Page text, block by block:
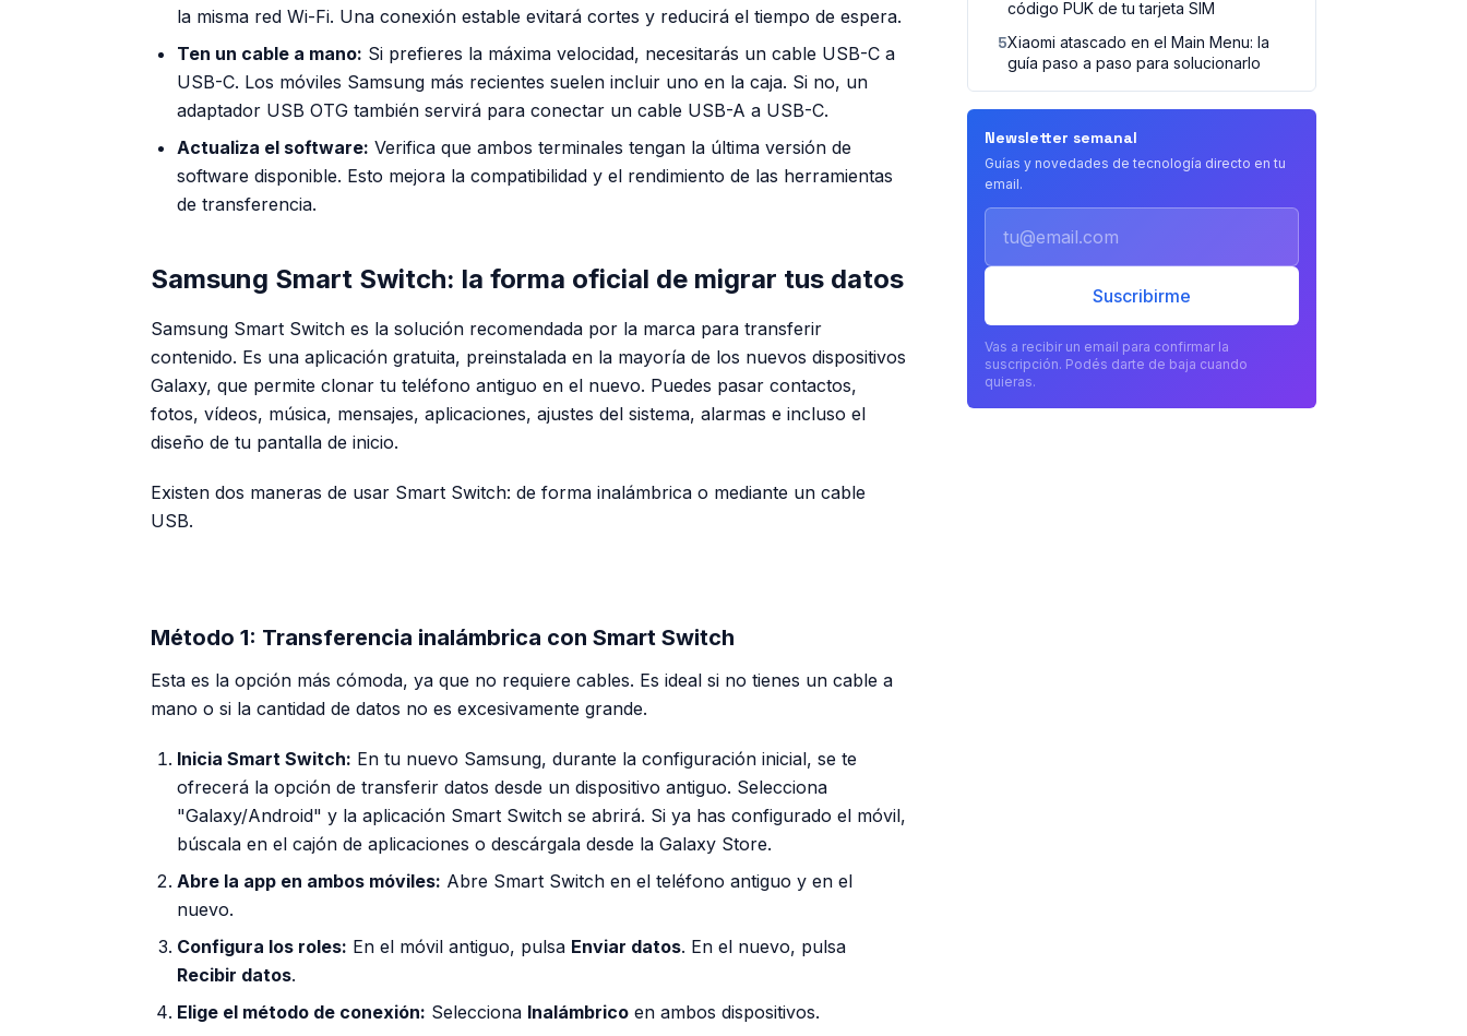
la misma red Wi-Fi. Una conexión estable evitará cortes y reducirá el tiempo de espera.
Ten un cable a mano: Si prefieres la máxima velocidad, necesitarás un cable USB-C a
USB-C. Los móviles Samsung más recientes suelen incluir uno en la caja. Si no, un
adaptador USB OTG también servirá para conectar un cable USB-A a USB-C.
Actualiza el software: Verifica que ambos terminales tengan la última versión de
software disponible. Esto mejora la compatibilidad y el rendimiento de las herramientas
de transferencia.
Samsung Smart Switch: la forma oficial de migrar tus datos
Samsung Smart Switch es la solución recomendada por la marca para transferir
contenido. Es una aplicación gratuita, preinstalada en la mayoría de los nuevos dispositivos
Galaxy, que permite clonar tu teléfono antiguo en el nuevo. Puedes pasar contactos,
fotos, vídeos, música, mensajes, aplicaciones, ajustes del sistema, alarmas e incluso el
diseño de tu pantalla de inicio.
Existen dos maneras de usar Smart Switch: de forma inalámbrica o mediante un cable
USB.
Método 1: Transferencia inalámbrica con Smart Switch
Esta es la opción más cómoda, ya que no requiere cables. Es ideal si no tienes un cable a
mano o si la cantidad de datos no es excesivamente grande.
Inicia Smart Switch: En tu nuevo Samsung, durante la configuración inicial, se te
ofrecerá la opción de transferir datos desde un dispositivo antiguo. Selecciona
"Galaxy/Android" y la aplicación Smart Switch se abrirá. Si ya has configurado el móvil,
búscala en el cajón de aplicaciones o descárgala desde la Galaxy Store.
Abre la app en ambos móviles: Abre Smart Switch en el teléfono antiguo y en el
nuevo.
Configura los roles: En el móvil antiguo, pulsa Enviar datos. En el nuevo, pulsa
Recibir datos.
Elige el método de conexión: Selecciona Inalámbrico en ambos dispositivos.
código PUK de tu tarjeta SIM
5Xiaomi atascado en el Main Menu: la
guía paso a paso para solucionarlo
Newsletter semanal
Guías y novedades de tecnología directo en tu
email.
Suscribirme
Vas a recibir un email para confirmar la
suscripción. Podés darte de baja cuando
quieras.